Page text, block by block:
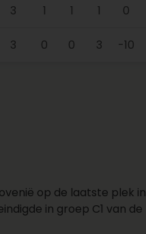
3 1 1 1 0
3 0 0 3 -10
op de laatste plek in
in groep C1 van de